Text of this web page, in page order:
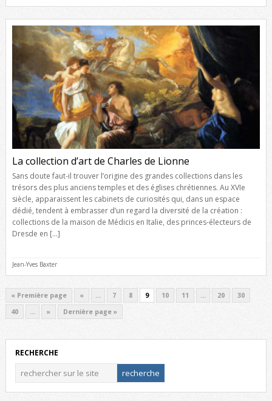
La collection d’art de Charles de Lionne
Sans doute faut-il trouver l’origine des grandes collections dans les
trésors des plus anciens temples et des églises chrétiennes. Au XVIe
siècle, apparaissent les cabinets de curiosités qui, dans un espace
dédié, tendent à embrasser d’un regard la diversité de la création :
collections de la maison de Médicis en Italie, des princes-électeurs de
Dresde en […]
Jean-Yves Baxter
« Première page « … 7 8 9 10 11 … 20
30
40
… » Dernière page »
RECHERCHE